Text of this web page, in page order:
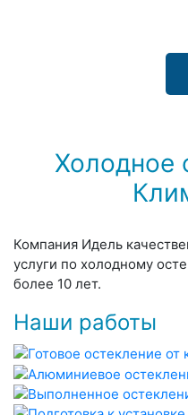
Холодное
Компания Идель
услуги по холодному
более 10 лет.
Наши работы